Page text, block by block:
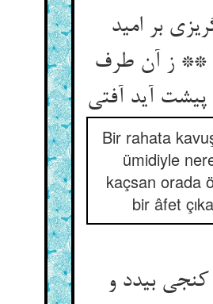
بر امید
** ز آن طرف
آید آفتی‏
Bir rahata
ümidiyle
kaçsan orada
bir âfet
بی‏دد و